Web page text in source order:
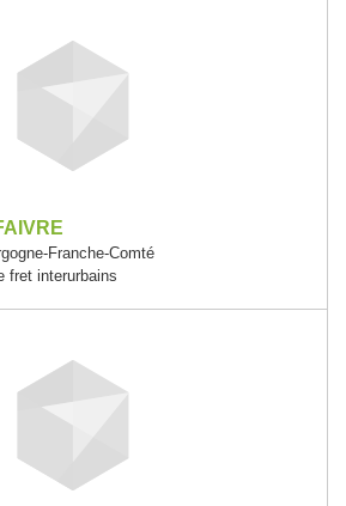
Franche-Comté
fret interurbains